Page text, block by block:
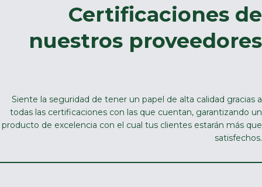
Certificaciones de
nuestros proveedores
Siente la seguridad de tener un papel de alta calidad gracias a
todas las certificaciones con las que cuentan, garantizando un
producto de excelencia con el cual tus clientes estarán más que
satisfechos.